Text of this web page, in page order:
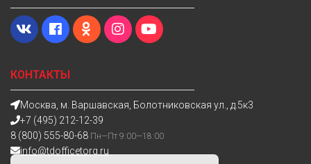
КОНТАКТЫ
Москва, м. Варшавская, Болотниковская ул., д.5к3
+7 (495) 212-12-39
8 (800) 555-80-68 Пн—Пт 9:00—18:00
info@tdofficetorg.ru